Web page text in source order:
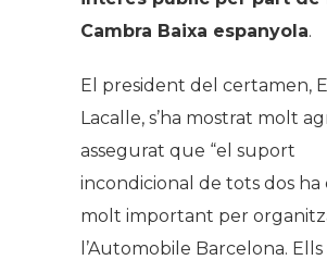
Cambra Baixa espanyola.
El president del certamen,
Lacalle, s’ha mostrat molt
assegurat que “el suport
incondicional de tots dos ha
molt important per
l’Automobile Barcelona. Ells